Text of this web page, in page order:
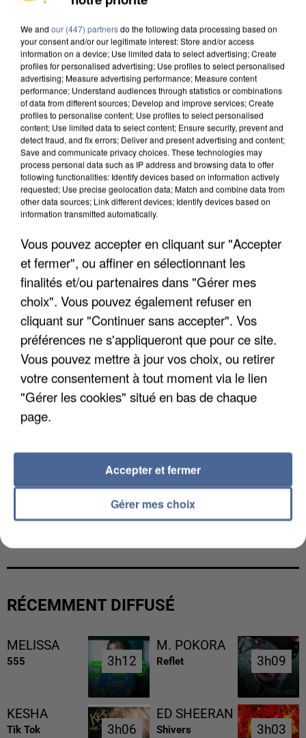
MAFIA INTERPELLÉ EN ALGÉRIE
UN SECOND CADRE DE LA DZ MAFIA
INTERPELLÉ EN ALGÉRIE
UNE TOURISTE DE L’OISE EMPORTÉE PAR UNE
RÉCEMMENT DIFFUSÉ
MELISSA
555 3h12
3h12
M. POKORA
Reflet 3h09
3h09
KESHA
Tik Tok 3h06
3h06
ED SHEERAN
Shivers 3h03
3h03
We and our (447) partnersdo the following data processing based on
your consent and/or our legitimate interest: Store and/or access
information on a device; Use limited data to select advertising; Create
profiles for personalised advertising; Use profiles to select personalised
advertising; Measure advertising performance; Measure content
performance; Understand audiences through statistics or combinations
of data from different sources; Develop and improve services; Create
profiles to personalise content; Use profiles to select personalised
content; Use limited data to select content; Ensure security, prevent and
detect fraud, and fix errors; Deliver and present advertising and content;
Save and communicate privacy choices. These technologies may
process personal data such as IP address and browsing data to offer
following functionalities: Identify devices based on information actively
requested; Use precise geolocation data; Match and combine data from
other data sources; Link different devices; Identify devices based on
information transmitted automatically.
Vous pouvez accepter en cliquant sur "Accepter
et fermer", ou affiner en sélectionnant les
finalités et/ou partenaires dans "Gérer mes
choix". Vous pouvez également refuser en
cliquant sur "Continuer sans accepter". Vos
préférences ne s'appliqueront que pour ce site.
Vous pouvez mettre à jour vos choix, ou retirer
votre consentement à tout moment via le lien
"Gérer les cookies" situé en bas de chaque
page.
Gérer mes choix
Accepter et fermer